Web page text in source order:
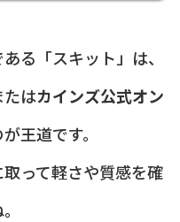
る「スキット」は、
たはカインズ公式オン
王道です。
って軽さや質感を確